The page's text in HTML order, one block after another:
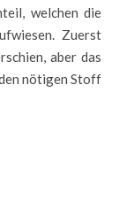
welchen die
Zuerst
aber das
nötigen Stoff